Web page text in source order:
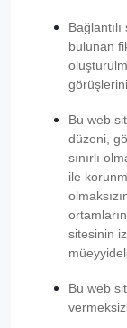
bulunan
Bu web
düzeni,
sınırlı
ile
sitesinin
Bu web